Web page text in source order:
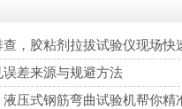
，胶粘剂拉拔试验仪现场快
差来源与规避方法
压式钢筋弯曲试验机帮你精